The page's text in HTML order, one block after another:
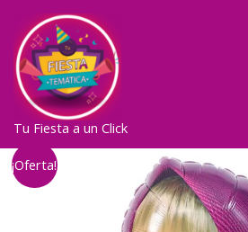
contenido
Tu Fiesta a un Click
¡Oferta!